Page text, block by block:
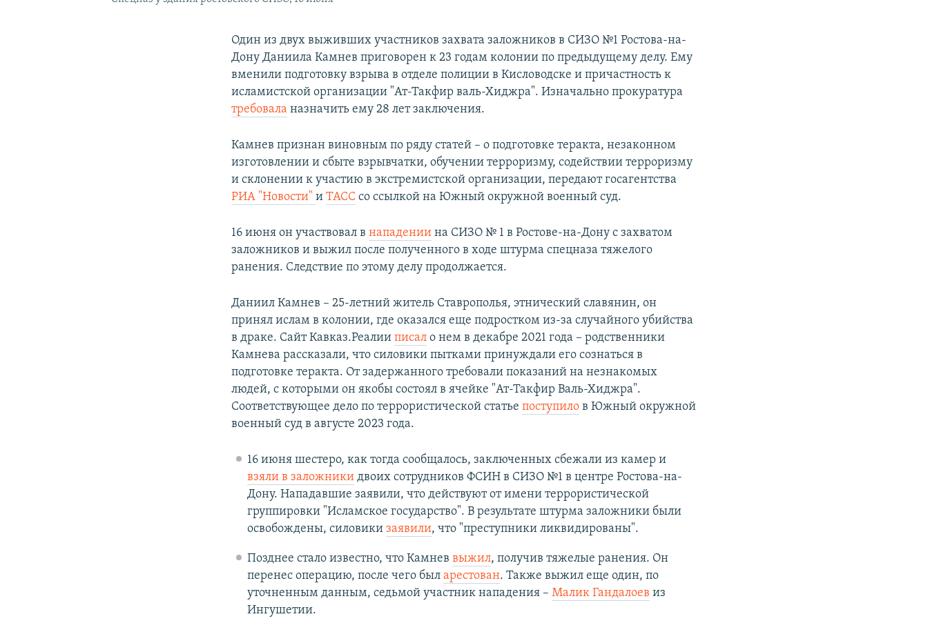
Один из двух выживших участников захвата заложников в СИЗО №1 Ростова-на-
Дону Даниила Камнев приговорен к 23 годам колонии по предыдущему делу. Ему
вменили подготовку взрыва в отделе полиции в Кисловодске и причастность к
исламистской организации "Ат-Такфир валь-Хиджра". Изначально прокуратура
требовала назначить ему 28 лет заключения.
Камнев признан виновным по ряду статей – о подготовке теракта, незаконном
изготовлении и сбыте взрывчатки, обучении терроризму, содействии терроризму
и склонении к участию в экстремистской организации, передают госагентства
РИА "Новости" иТАСС со ссылкой на Южный окружной военный суд.
16 июня он участвовал внападении на СИЗО № 1 в Ростове-на-Дону с захватом
заложников и выжил после полученного в ходе штурма спецназа тяжелого
ранения. Следствие по этому делу продолжается.
Даниил Камнев – 25-летний житель Ставрополья, этнический славянин, он
принял ислам в колонии, где оказался еще подростком из-за случайного убийства
в драке. Сайт Кавказ.Реалииписал о нем в декабре 2021 года – родственники
Камнева рассказали, что силовики пытками принуждали его сознаться в
подготовке теракта. От задержанного требовали показаний на незнакомых
людей, с которыми он якобы состоял в ячейке "Ат-Такфир Валь-Хиджра".
Соответствующее дело по террористической статьепоступило в Южный окружной
военный суд в августе 2023 года.
16 июня шестеро, как тогда сообщалось, заключенных сбежали из камер и
взяли в заложникидвоих сотрудников ФСИН в СИЗО №1 в центре Ростова-на-
Дону. Нападавшие заявили, что действуют от имени террористической
группировки "Исламское государство". В результате штурма заложники были
освобождены, силовики заявили, что "преступники ликвидированы".
Позднее стало известно, что Камнев выжил, получив тяжелые ранения. Он
перенес операцию, после чего был арестован. Также выжил еще один, по
уточненным данным, седьмой участник нападения – Малик Гандалоев из
Ингушетии.